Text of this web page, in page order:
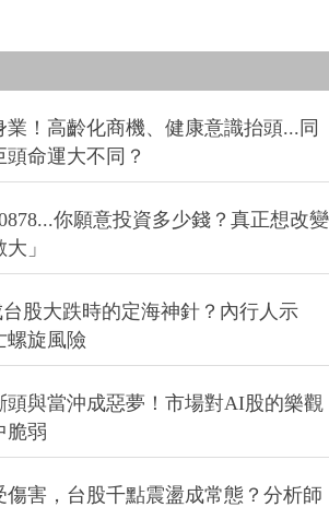
！高齡化商機、健康意識抬頭...同
命運大不同？
你願意投資多少錢？真正想改變
」
股大跌時的定海神針？內行人示
螺旋風險
頭與當沖成惡夢！市場對AI股的樂觀
脆弱
傷害，台股千點震盪成常態？分析師